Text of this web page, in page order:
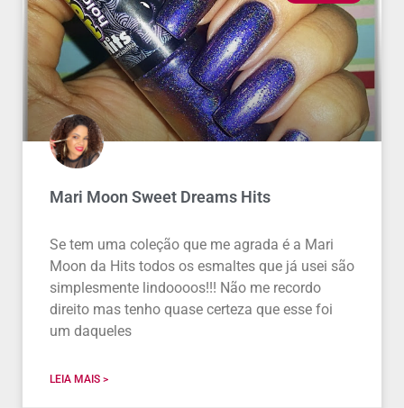
Mari Moon Sweet Dreams Hits
Se tem uma coleção que me agrada é a Mari
Moon da Hits todos os esmaltes que já usei são
simplesmente lindoooos!!! Não me recordo
direito mas tenho quase certeza que esse foi
um daqueles
LEIA MAIS >